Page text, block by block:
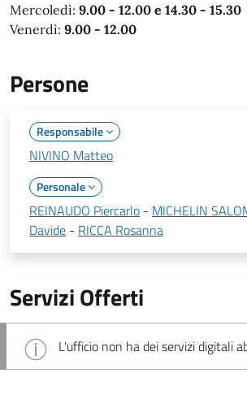
Mercoledì: 9.00 - 12.00 e 14.30 - 15.30
Venerdì: 9.00 - 12.00
Persone
Responsabile
NIVINO Matteo
Personale
REINAUDO Piercarlo - MICHELIN
Davide - RICCA Rosanna
Servizi Offerti
L'ufficio non ha dei servizi digitali